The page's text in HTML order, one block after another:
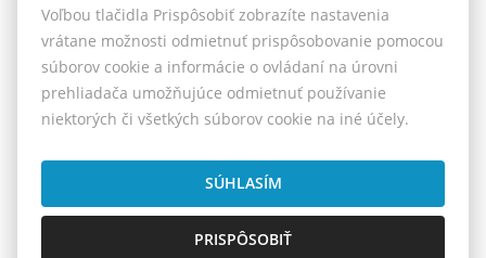
Všeobecné podmienky sprostredkovania
Reklamačný poriadok
Cenník služieb
Voľbou tlačidla Prispôsobiť zobrazíte nastavenia
vrátane možnosti odmietnuť prispôsobovanie pomocou
súborov cookie a informácie o ovládaní na úrovni
prehliadača umožňujúce odmietnuť používanie
niektorých či všetkých súborov cookie na iné účely.
SÚHLASÍM
PRISPÔSOBIŤ